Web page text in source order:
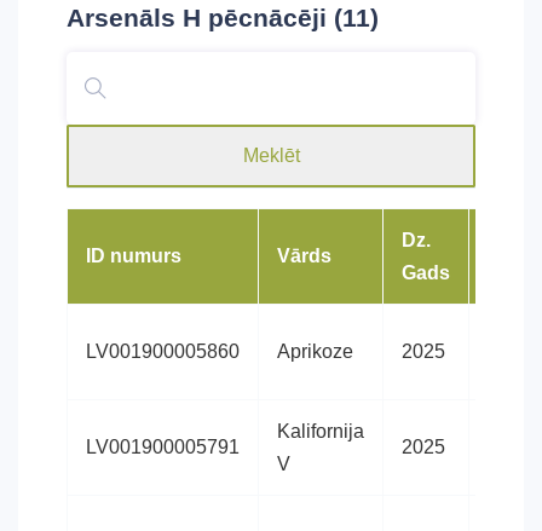
Arsenāls H pēcnācēji (11)
Meklēt
ID numurs Vārds
Dz.
Gads
LV001900005860 Aprikoze 2025
LV001900005791
Kalifornija
V
2025